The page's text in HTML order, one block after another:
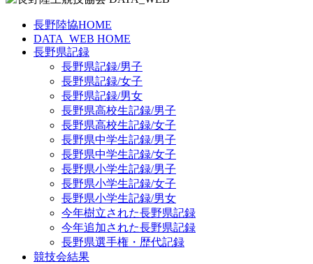
長野陸協HOME
DATA_WEB HOME
長野県記録
長野県記録/男子
長野県記録/女子
長野県記録/男女
長野県高校生記録/男子
長野県高校生記録/女子
長野県中学生記録/男子
長野県中学生記録/女子
長野県小学生記録/男子
長野県小学生記録/女子
長野県小学生記録/男女
今年樹立された長野県記録
今年追加された長野県記録
長野県選手権・歴代記録
競技会結果